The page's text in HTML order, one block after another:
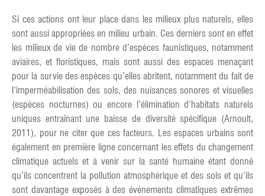
Si ces actions ont leur place dans les milieux plus naturels, elles
sont aussi appropriées en milieu urbain. Ces derniers sont en effet
les milieux de vie de nombre d’espèces faunistiques, notamment
aviaires, et floristiques, mais sont aussi des espaces menaçant
pour la survie des espèces qu’elles abritent, notamment du fait de
l’imperméabilisation des sols, des nuisances sonores et visuelles
(espèces nocturnes) ou encore l’élimination d’habitats naturels
uniques entraînant une baisse de diversité spécifique (Arnoult,
2011), pour ne citer que ces facteurs. Les espaces urbains sont
également en première ligne concernant les effets du changement
climatique actuels et à venir sur la santé humaine étant donné
qu’ils concentrent la pollution atmosphérique et des sols et qu’ils
sont davantage exposés à des événements climatiques extrêmes